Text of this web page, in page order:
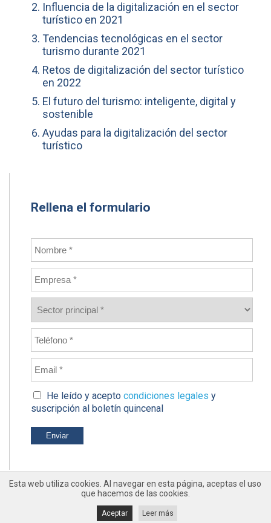
Influencia de la digitalización en el sector
turístico en 2021
Tendencias tecnológicas en el sector
turismo durante 2021
Retos de digitalización del sector turístico
en 2022
El futuro del turismo: inteligente, digital y
sostenible
Ayudas para la digitalización del sector
turístico
Rellena el formulario
He leído y acepto condiciones legales y
suscripción al boletín quincenal
Esta web utiliza cookies. Al navegar en esta página, aceptas el uso
que hacemos de las cookies.
Aceptar Leer más